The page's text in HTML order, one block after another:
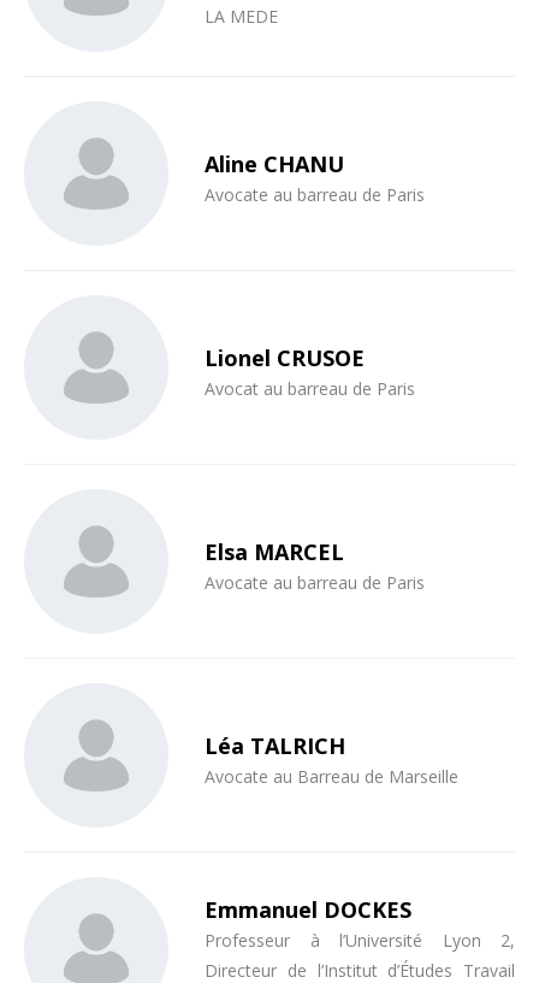
LA MEDE
Aline CHANU
Avocate au barreau de Paris
Lionel CRUSOE
Avocat au barreau de Paris
Elsa MARCEL
Avocate au barreau de Paris
Léa TALRICH
Avocate au Barreau de Marseille
Emmanuel DOCKES
Professeur à l’Université Lyon 2,
Directeur de l’Institut d’Études Travail